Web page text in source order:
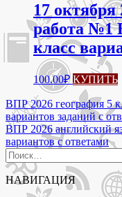
17
работа №1
класс
100.00₽ КУПИТЬ
Навигация
по
записям
ВПР 2026 география 5
вариантов заданий с
ВПР 2026 английский
вариантов с ответами
Найти:
НАВИГАЦИЯ